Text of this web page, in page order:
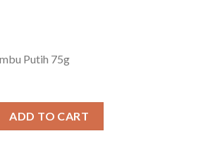
Putih 75g
ADD TO CART